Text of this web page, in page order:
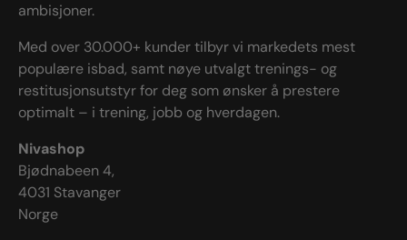
ambisjoner.
Med over 30.000+ kunder tilbyr vi markedets mest
populære isbad, samt nøye utvalgt trenings- og
restitusjonsutstyr for deg som ønsker å prestere
optimalt – i trening, jobb og hverdagen.
Nivashop
Bjødnabeen 4,
4031 Stavanger
Norge